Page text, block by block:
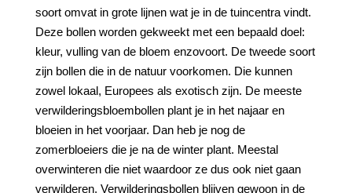
soort omvat in grote lijnen wat je in de tuincentra vindt.
Deze bollen worden gekweekt met een bepaald doel:
kleur, vulling van de bloem enzovoort. De tweede soort
zijn bollen die in de natuur voorkomen. Die kunnen
zowel lokaal, Europees als exotisch zijn. De meeste
verwilderingsbloembollen plant je in het najaar en
bloeien in het voorjaar. Dan heb je nog de
zomerbloeiers die je na de winter plant. Meestal
overwinteren die niet waardoor ze dus ook niet gaan
verwilderen. Verwilderingsbollen blijven gewoon in de